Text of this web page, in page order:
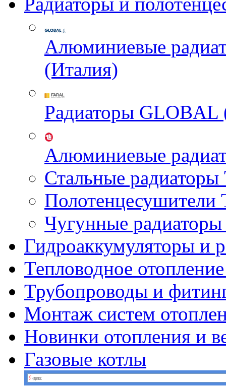
Алюминиевые
(Италия)
Радиаторы GLOBAL
Алюминиевые
Стальные
Чугунные
Гидроаккумуляторы и
Тепловодное
Трубопроводы и
Монтаж систем
Новинки отопления и
Газовые котлы